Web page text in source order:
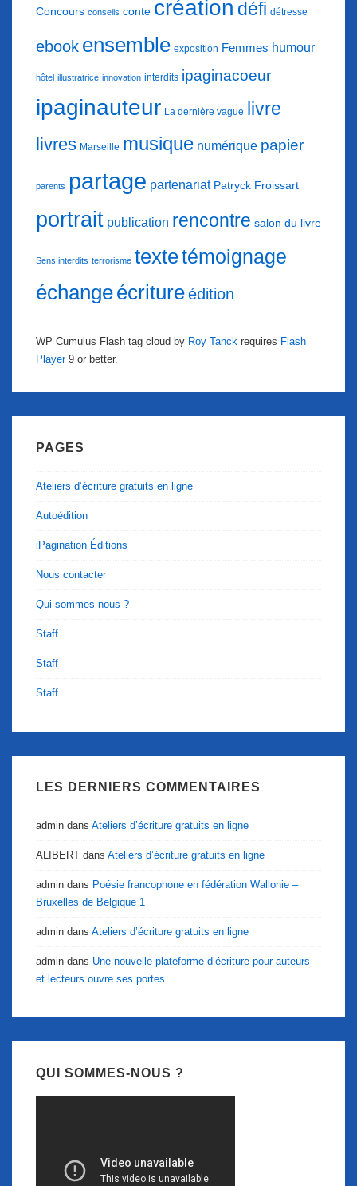
Concours conseils conte création défi détresse
ebook ensemble exposition Femmes humour
hôtel illustratrice innovation interdits ipaginacoeur
ipaginauteur La dernière vague livre
livres Marseille musique numérique papier
parents partage partenariat Patryck Froissart
portrait publication rencontre salon du livre
Sens interdits terrorisme textetémoignage
échangeécritureédition
WP Cumulus Flash tag cloud by Roy Tanck requires Flash
Player9 or better.
PAGES
Ateliers d’écriture gratuits en ligne
Autoédition
iPagination Éditions
Nous contacter
Qui sommes-nous ?
Staff
Staff
Staff
LES DERNIERS COMMENTAIRES
admin dans Ateliers d’écriture gratuits en ligne
ALIBERT dans Ateliers d’écriture gratuits en ligne
admin dans Poésie francophone en fédération Wallonie –
Bruxelles de Belgique 1
admin dans Ateliers d’écriture gratuits en ligne
admin dans Une nouvelle plateforme d’écriture pour auteurs
et lecteurs ouvre ses portes
QUI SOMMES-NOUS ?